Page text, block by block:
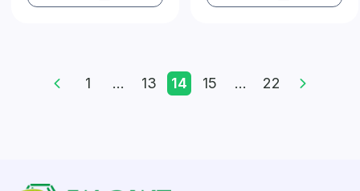
1 ... 13 14 15 ... 22